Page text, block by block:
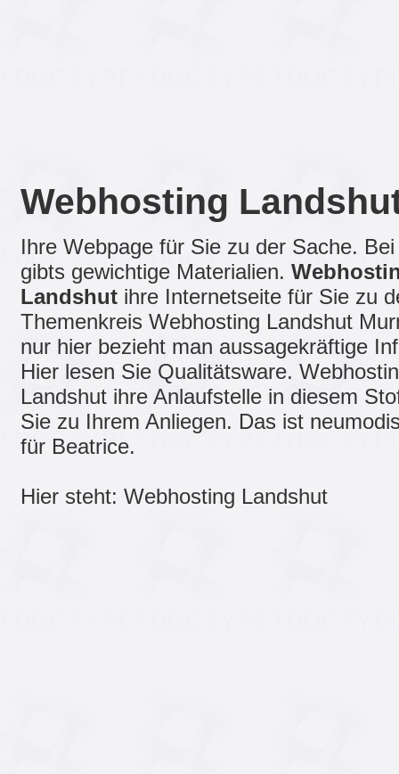
Webhosting
Ihre Webpage für Sie zu der Sache.
gibts gewichtige Materialien.
Landshut ihre Internetseite für Sie zu
Themenkreis Webhosting Landshut
nur hier bezieht man aussagekräftige
Hier lesen Sie Qualitätsware.
Landshut ihre Anlaufstelle in diesem
Sie zu Ihrem Anliegen. Das ist
für Beatrice.
Hier steht: Webhosting Landshut